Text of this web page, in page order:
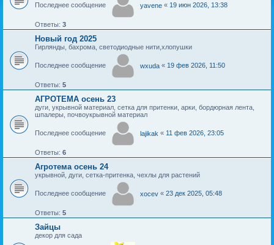
Последнее сообщение yavene « 19 июн 2026, 13:38
Ответы: 3
Новый год 2025
Гирлянды, бахрома, светодиодные нити,хлопушки
Последнее сообщение wxuda « 19 фев 2026, 11:50
Ответы: 5
АГРОТЕМА осень 23
дуги, укрывной материал, сетка для притенки, арки, бордюрная лента,
шпалеры, почвоукрывной материал
Последнее сообщение lajikak « 11 фев 2026, 23:05
Ответы: 6
Агротема осень 24
укрывной, дуги, сетка-притенка, чехлы для растений
Последнее сообщение xocev « 23 дек 2025, 05:48
Ответы: 5
Зайцы
декор для сада